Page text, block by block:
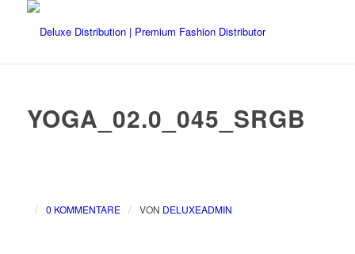
YOGA_02.0_045_SRGB
/ 0 KOMMENTARE / VON DELUXEADMIN